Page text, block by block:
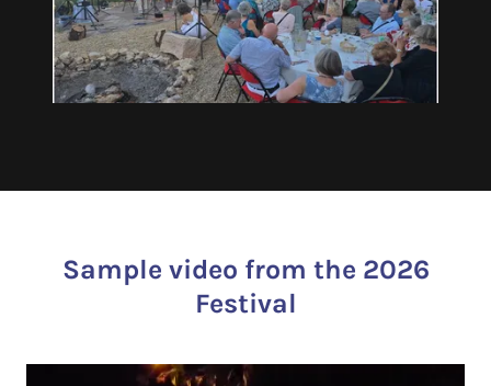
Sample video from the 2026
Festival